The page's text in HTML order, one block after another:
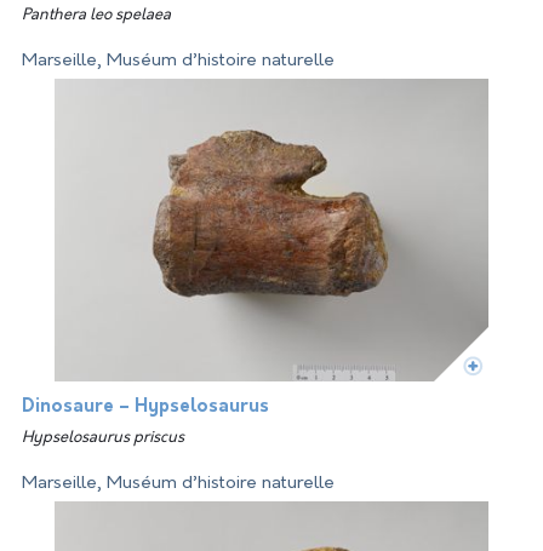
Panthera leo spelaea
Marseille, Muséum d’histoire naturelle
Dinosaure – Hypselosaurus
Hypselosaurus priscus
Marseille, Muséum d’histoire naturelle